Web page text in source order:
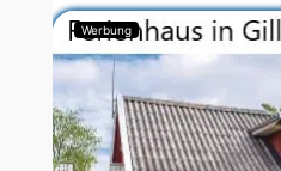
Werbung